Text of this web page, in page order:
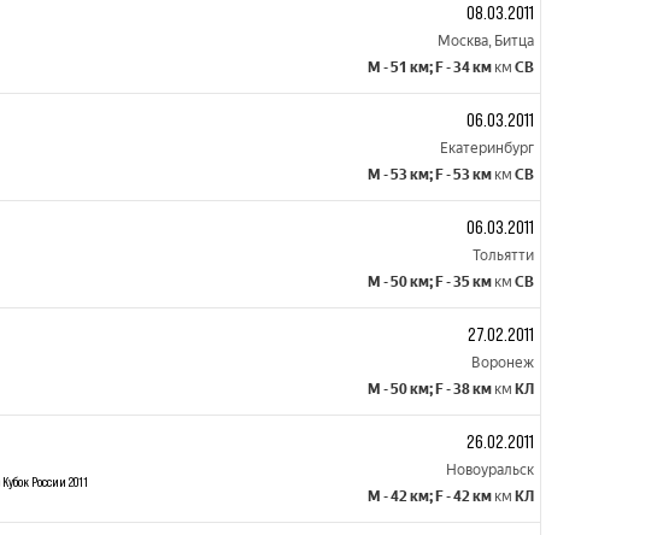
08.03.2011
Москва, Битца
M - 51 км; F - 34 км км СВ
06.03.2011
Екатеринбург
M - 53 км; F - 53 км км СВ
06.03.2011
Тольятти
M - 50 км; F - 35 км км СВ
27.02.2011
Воронеж
M - 50 км; F - 38 км км КЛ
России 2011
26.02.2011
Новоуральск
M - 42 км; F - 42 км км КЛ